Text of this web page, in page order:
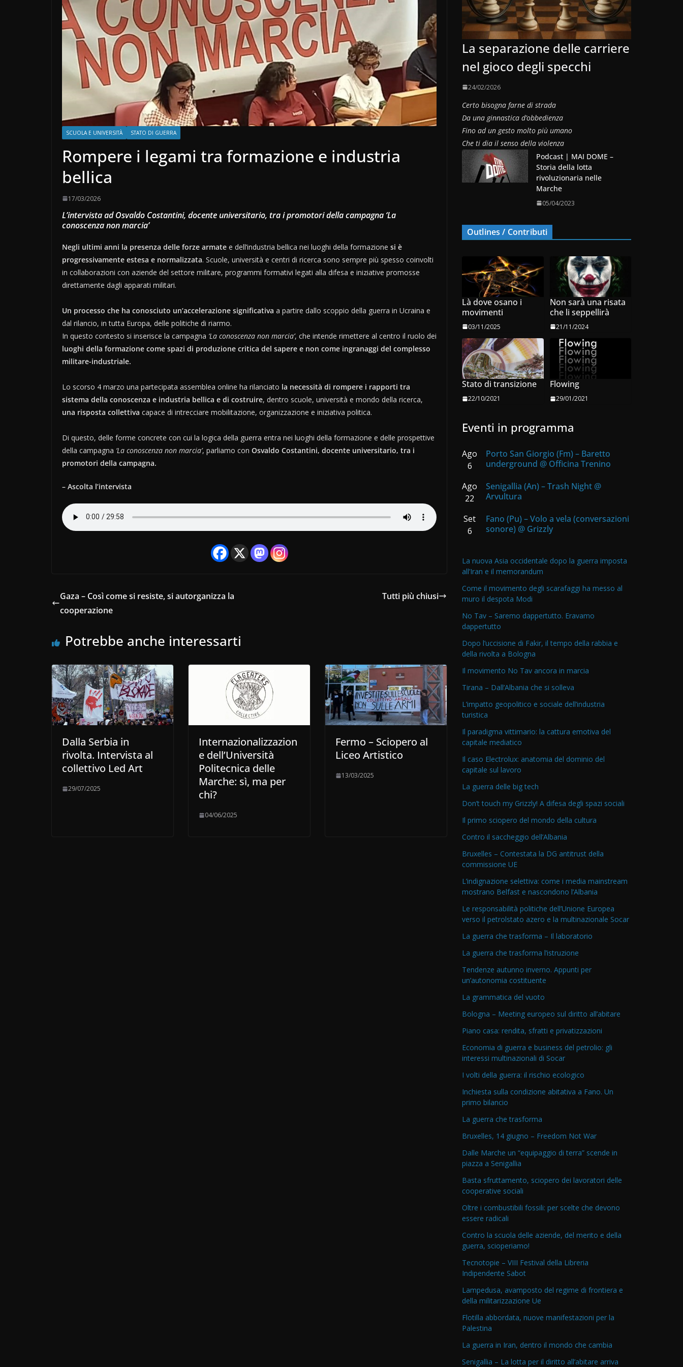
SCUOLA E UNIVERSITÀ STATO DI GUERRA
Rompere i legami tra formazione e industria
bellica
17/03/2026
L’intervista ad Osvaldo Costantini, docente universitario, tra i promotori della campagna ‘La
conoscenza non marcia’
Negli ultimi anni la presenza delle forze armate e dell’industria bellica nei luoghi della formazione si è
progressivamente estesa e normalizzata. Scuole, università e centri di ricerca sono sempre più spesso coinvolti
in collaborazioni con aziende del settore militare, programmi formativi legati alla difesa e iniziative promosse
direttamente dagli apparati militari.
Un processo che ha conosciuto un’accelerazione significativa a partire dallo scoppio della guerra in Ucraina e
dal rilancio, in tutta Europa, delle politiche di riarmo.
In questo contesto si inserisce la campagna ‘La conoscenza non marcia’, che intende rimettere al centro il ruolo dei
luoghi della formazione come spazi di produzione critica del sapere e non come ingranaggi del complesso
militare-industriale.
Lo scorso 4 marzo una partecipata assemblea online ha rilanciato la necessità di rompere i rapporti tra
sistema della conoscenza e industria bellica e di costruire, dentro scuole, università e mondo della ricerca,
una risposta collettiva capace di intrecciare mobilitazione, organizzazione e iniziativa politica.
Di questo, delle forme concrete con cui la logica della guerra entra nei luoghi della formazione e delle prospettive
della campagna ‘La conoscenza non marcia’, parliamo con Osvaldo Costantini, docente universitario, tra i
promotori della campagna.
– Ascolta l’intervista
Gaza – Così come si resiste, si autorganizza la
cooperazione
Tutti più chiusi
Potrebbe anche interessarti
Dalla Serbia in
rivolta. Intervista al
collettivo Led Art
29/07/2025
Internazionalizzazion
e dell’Università
Politecnica delle
Marche: sì, ma per
chi?
04/06/2025
Fermo – Sciopero al
Liceo Artistico
13/03/2025
La separazione delle carriere
nel gioco degli specchi
24/02/2026
Certo bisogna farne di strada
Da una ginnastica d’obbedienza
Fino ad un gesto molto più umano
Che ti dia il senso della violenza
Podcast | MAI DOME –
Storia della lotta
rivoluzionaria nelle
Marche
05/04/2023
Outlines / Contributi
Là dove osano i
movimenti
03/11/2025
Non sarà una risata
che li seppellirà
21/11/2024
Stato di transizione
22/10/2021
Flowing
29/01/2021
Eventi in programma
Ago
6
Porto San Giorgio (Fm) – Baretto
underground @ Officina Trenino
Ago
22
Senigallia (An) – Trash Night @
Arvultura
Set
6
Fano (Pu) – Volo a vela (conversazioni
sonore) @ Grizzly
La nuova Asia occidentale dopo la guerra imposta
all’Iran e il memorandum
Come il movimento degli scarafaggi ha messo al
muro il despota Modi
No Tav – Saremo dappertutto. Eravamo
dappertutto
Dopo l’uccisione di Fakir, il tempo della rabbia e
della rivolta a Bologna
Il movimento No Tav ancora in marcia
Tirana – Dall’Albania che si solleva
L’impatto geopolitico e sociale dell’industria
turistica
Il paradigma vittimario: la cattura emotiva del
capitale mediatico
Il caso Electrolux: anatomia del dominio del
capitale sul lavoro
La guerra delle big tech
Don’t touch my Grizzly! A difesa degli spazi sociali
Il primo sciopero del mondo della cultura
Contro il saccheggio dell’Albania
Bruxelles – Contestata la DG antitrust della
commissione UE
L’indignazione selettiva: come i media mainstream
mostrano Belfast e nascondono l’Albania
Le responsabilità politiche dell’Unione Europea
verso il petrolstato azero e la multinazionale Socar
La guerra che trasforma – Il laboratorio
La guerra che trasforma l’istruzione
Tendenze autunno inverno. Appunti per
un’autonomia costituente
La grammatica del vuoto
Bologna – Meeting europeo sul diritto all’abitare
Piano casa: rendita, sfratti e privatizzazioni
Economia di guerra e business del petrolio: gli
interessi multinazionali di Socar
I volti della guerra: il rischio ecologico
Inchiesta sulla condizione abitativa a Fano. Un
primo bilancio
La guerra che trasforma
Bruxelles, 14 giugno – Freedom Not War
Dalle Marche un “equipaggio di terra” scende in
piazza a Senigallia
Basta sfruttamento, sciopero dei lavoratori delle
cooperative sociali
Oltre i combustibili fossili: per scelte che devono
essere radicali
Contro la scuola delle aziende, del merito e della
guerra, scioperiamo!
Tecnotopie – VIII Festival della Libreria
Indipendente Sabot
Lampedusa, avamposto del regime di frontiera e
della militarizzazione Ue
Flotilla abbordata, nuove manifestazioni per la
Palestina
La guerra in Iran, dentro il mondo che cambia
Senigallia – La lotta per il diritto all’abitare arriva